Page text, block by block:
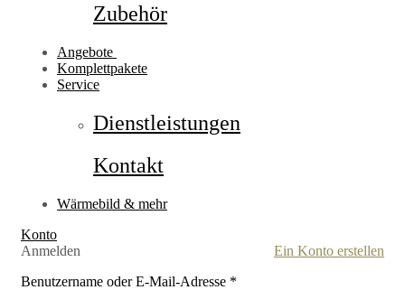
Zubehör
Angebote
Komplettpakete
Service
Dienstleistungen
Kontakt
Wärmebild & mehr
Konto
Anmelden
Ein Konto erstellen
Benutzername oder E-Mail-Adresse *